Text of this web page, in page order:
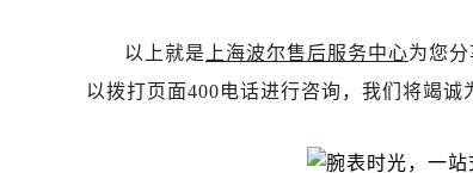
以上就是 上海波尔售后服务中心为您
以拨打页面400电话进行咨询，我们将竭诚